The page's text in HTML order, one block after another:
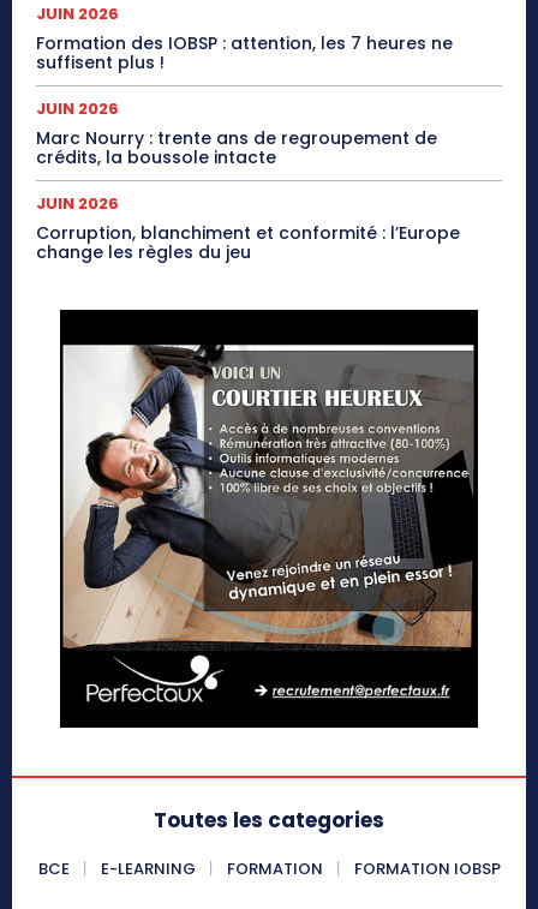
JUIN 2026
Formation des IOBSP : attention, les 7 heures ne
suffisent plus !
JUIN 2026
Marc Nourry : trente ans de regroupement de
crédits, la boussole intacte
JUIN 2026
Corruption, blanchiment et conformité : l’Europe
change les règles du jeu
Toutes les categories
BCE E-LEARNING FORMATION FORMATION IOBSP